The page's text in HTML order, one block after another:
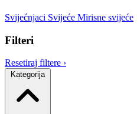
Svijećnjaci Svijeće Mirisne svijeće
Filteri
Resetiraj filtere ›
Kategorija